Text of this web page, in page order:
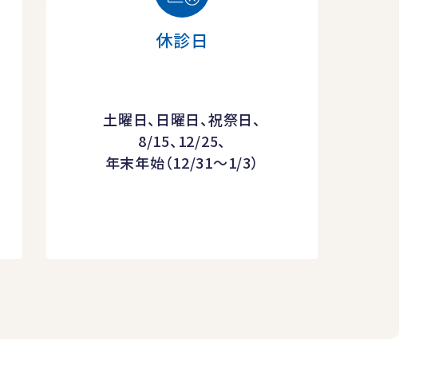
休診日
土曜日、日曜日、祝祭日、
8/15、12/25、
年末年始（12/31～1/3）